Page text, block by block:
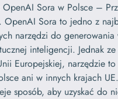
OpenAI Sora w Polsce –
OpenAI Sora to jedno z
narzędzi do
inteligencji. Jednak
Europejskiej, narzędzie
ani w innych krajach
sposób, aby uzyskać do